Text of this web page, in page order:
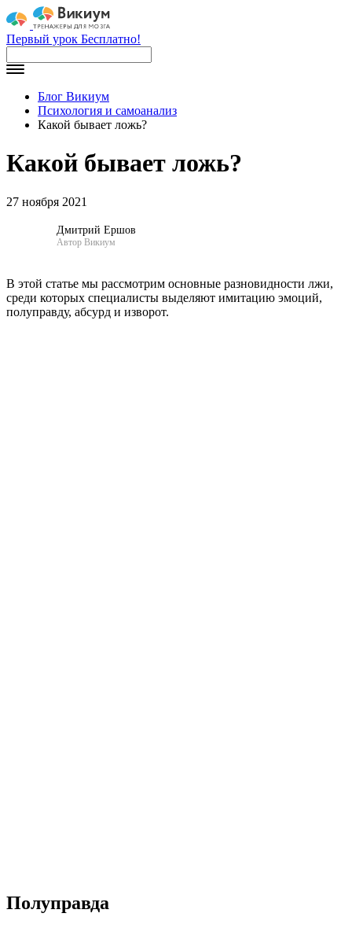
Первый урок Бесплатно!
Блог Викиум
Психология и самоанализ
Какой бывает ложь?
Какой бывает ложь?
27 ноября 2021
Дмитрий Ершов
Автор Викиум
В этой статье мы рассмотрим основные разновидности лжи,
среди которых специалисты выделяют имитацию эмоций,
полуправду, абсурд и изворот.
Полуправда